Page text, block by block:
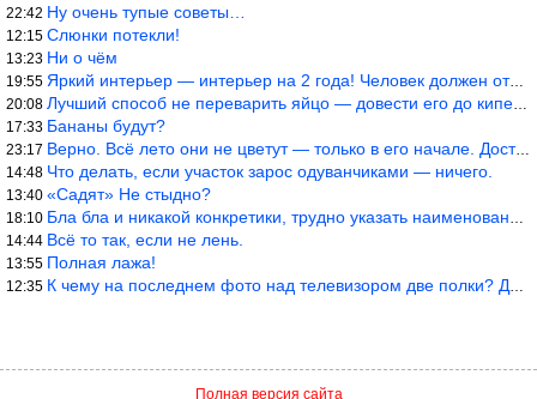
22:42 Ну очень тупые советы…
12:15 Слюнки потекли!
13:23 Ни о чём
19:55 Яркий интерьер — интерьер на 2 года! Человек должен отдыхать в с
20:08 Лучший способ не переварить яйцо — довести его до кипения и выкл
17:33 Бананы будут?
23:17 Верно. Всё лето они не цветут — только в его начале. Достаточно
14:48 Что делать, если участок зарос одуванчиками — ничего.
13:40 «Садят» Не стыдно?
18:10 Бла бла и никакой конкретики, трудно указать наименование рекоме
14:44 Всё то так, если не лень.
13:55 Полная лажа!
12:35 К чему на последнем фото над телевизором две полки? Делают интер
Полная версия сайта